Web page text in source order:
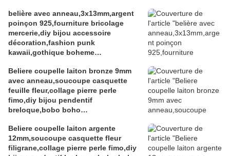
belière avec anneau,3x13mm,argent
poinçon 925,fourniture bricolage
mercerie,diy bijou accessoire
décoration,fashion punk
kawaii,gothique boheme
ceremonie,ateliers du fait mains
Beliere coupelle laiton bronze 9mm
avec anneau,soucoupe casquette
feuille fleur,collage pierre perle
fimo,diy bijou pendentif
breloque,bobo boho
victorien,deco scrap
Beliere coupelle laiton argente
12mm,soucoupe casquette fleur
filigrane,collage pierre perle fimo,diy